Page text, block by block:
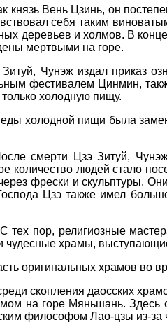
князь Вень Цзинь, он
себя таким
деревьев и холмов. В
мертвыми на горе.
Чунэж издал приказ
фестивалем Цинмин,
холодную пищу.
еды холодной пищи была
смерти Цзэ Зитуй,
количество людей стало
фрески и скульптуры.
Цзэ также имел
пор, религиозные
чудесные храмы,
оригинальных храмов во
скопления даосских
на горе Мяньшань. Здесь
философом Лао-цзы из-